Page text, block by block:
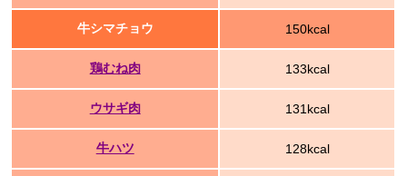
牛シマチョウ 150kcal
鶏むね肉 133kcal
ウサギ肉 131kcal
牛ハツ 128kcal